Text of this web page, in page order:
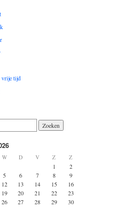
vrije tijd
W D V Z Z
1
2
5 6 7 8
9
12 13 14 15
16
19 20 21 22
23
26 27 28 29
30